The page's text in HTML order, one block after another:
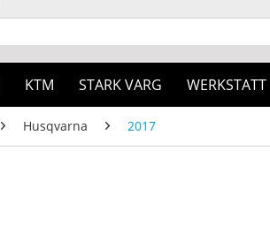
KTM STARK VARG WERKSTATT
Husqvarna 2017